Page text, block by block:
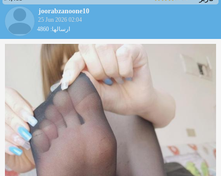
joorabzanoone10
25 Jun 2026 02:04
ارسالها: 4860